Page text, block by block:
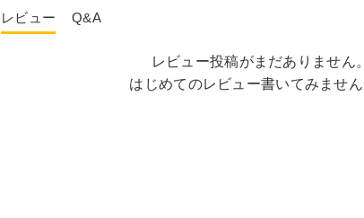
レビュー Q&A
レビュー投稿がまだありません。
はじめてのレビュー書いてみません